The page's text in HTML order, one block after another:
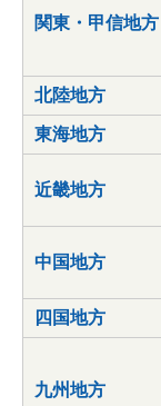
関東・甲信地方
北陸地方
東海地方
近畿地方
中国地方
四国地方
九州地方